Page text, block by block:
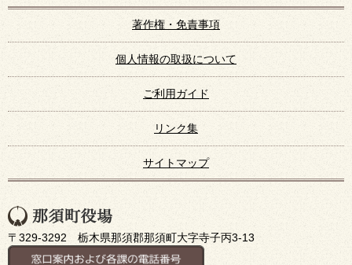
著作権・免責事項
個人情報の取扱について
ご利用ガイド
リンク集
サイトマップ
〒329-3292 栃木県那須郡那須町大字寺子丙3-13